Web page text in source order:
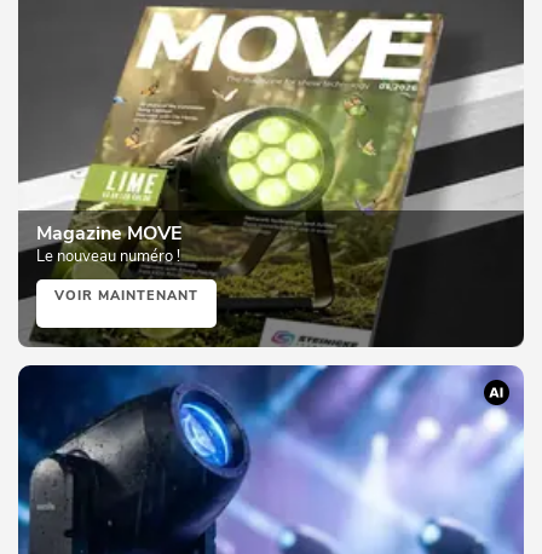
Magazine MOVE
Le nouveau numéro !
VOIR MAINTENANT